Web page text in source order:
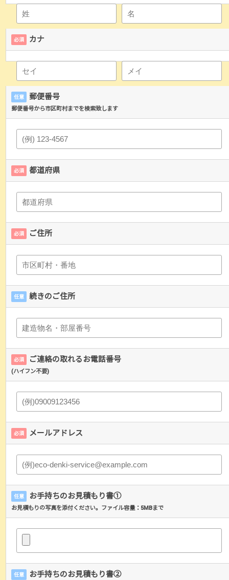
必須 カナ
任意 郵便番号
郵便番号から市区町村までを検索致します
必須 都道府県
必須 ご住所
任意 続きのご住所
必須 ご連絡の取れるお電話番号
(ハイフン不要)
必須 メールアドレス
任意 お手持ちのお見積もり書①
お見積もりの写真を添付ください。ファイル容量：5MBまで
任意 お手持ちのお見積もり書②